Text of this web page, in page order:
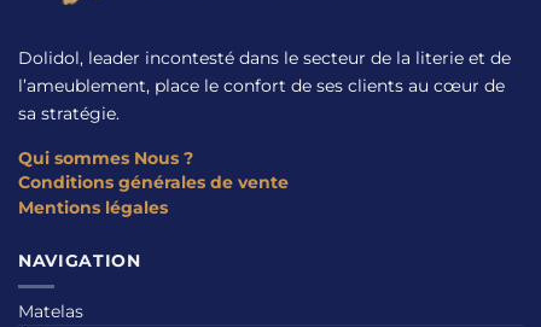
Dolidol, leader incontesté dans le secteur de la literie et de
l’ameublement, place le confort de ses clients au cœur de
sa stratégie.
Qui sommes Nous ?
Conditions générales de vente
Mentions légales
NAVIGATION
Matelas